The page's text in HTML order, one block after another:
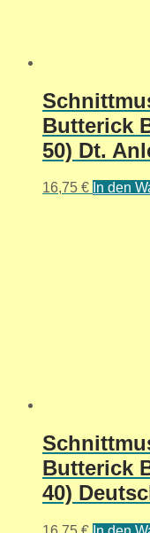
Butterick
50) Dt.
16,75 € In den
Butterick
40)